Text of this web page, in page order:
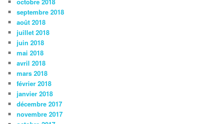
septembre 2018
août 2018
juillet 2018
juin 2018
mai 2018
avril 2018
mars 2018
février 2018
janvier 2018
décembre 2017
novembre 2017